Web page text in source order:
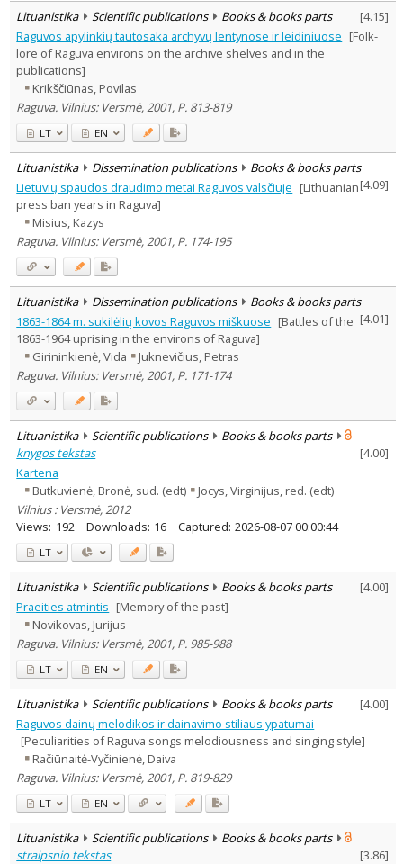
Lituanistika Scientific publications Books & books parts [4.15]
Raguvos apylinkių tautosaka archyvų lentynose ir leidiniuose [Folk-
lore of Raguva environs on the archive shelves and in the
publications]
Krikščiūnas, Povilas
Raguva. Vilnius: Versmė, 2001, P. 813-819
LT EN
Lituanistika Dissemination publications
Books & books parts
[4.09]
Lietuvių spaudos draudimo metai Raguvos valsčiuje [Lithuanian
press ban years in Raguva]
Misius, Kazys
Raguva. Vilnius: Versmė, 2001, P. 174-195
Lituanistika Dissemination publications
Books & books parts
[4.01]
1863-1864 m. sukilėlių kovos Raguvos miškuose [Battles of the
1863-1964 uprising in the environs of Raguva]
Girininkienė, Vida
Juknevičius, Petras
Raguva. Vilnius: Versmė, 2001, P. 171-174
Lituanistika Scientific publications
Books & books parts
knygos tekstas
[4.00]
Kartena
Butkuvienė, Bronė, sud. (edt)
Jocys, Virginijus, red. (edt)
Vilnius : Versmė, 2012
Views: 192 Downloads: 16 Captured: 2026-08-07 00:00:44
LT
Lituanistika Scientific publications Books & books parts [4.00]
Praeities atmintis [Memory of the past]
Novikovas, Jurijus
Raguva. Vilnius: Versmė, 2001, P. 985-988
LT EN
Lituanistika Scientific publications Books & books parts [4.00]
Raguvos dainų melodikos ir dainavimo stiliaus ypatumai
[Peculiarities of Raguva songs melodiousness and singing style]
Račiūnaitė-Vyčinienė, Daiva
Raguva. Vilnius: Versmė, 2001, P. 819-829
LT EN
Lituanistika Scientific publications
Books & books parts
straipsnio tekstas
[3.86]